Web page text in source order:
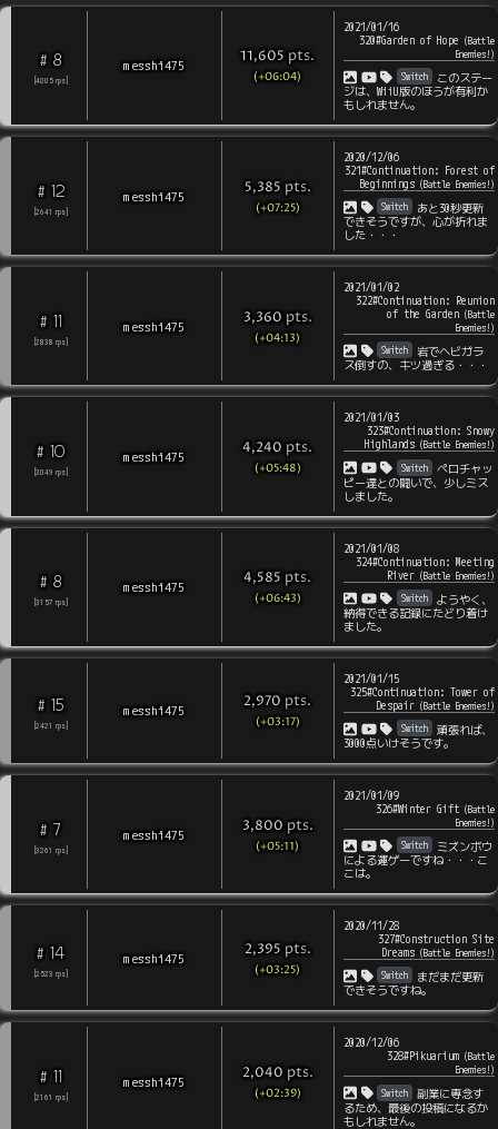
# 8
4005 rps
messhi475 11,605 pts.
(+06:04)
2021/01/16
320#Garden of Hope (Battle
Enemies!)
Switch
このステー
ジは、WiiU版のほうが有利か
もしれません。
# 12
2641 rps
messhi475 5,385 pts.
(+07:25)
2020/12/06
321#Continuation: Forest of
Beginnings(Battle Enemies!)
Switch
あと30秒更新
できそうですが、心が折れま
した・・・
# 11
2838 rps
messhi475 3,360 pts.
(+04:13)
2021/01/02
322#Continuation: Reunion
of the Garden(Battle
Enemies!)
Switch
岩でヘビガラ
ス倒すの、キツ過ぎる・・・
# 10
3049 rps
messhi475 4,240 pts.
(+05:48)
2021/01/03
323#Continuation: Snowy
Highlands(Battle Enemies!)
Switch
ペロチャッ
ピー達との闘いで、少しミス
しました。
# 8
3157 rps
messhi475 4,585 pts.
(+06:43)
2021/01/08
324#Continuation: Meeting
River(Battle Enemies!)
Switch
ようやく、
納得できる記録にたどり着け
ました。
# 15
2421 rps
messhi475 2,970 pts.
(+03:17)
2021/01/15
325#Continuation: Tower of
Despair(Battle Enemies!)
Switch
頑張れば、
3000点いけそうです。
# 7
3261 rps
messhi475 3,800 pts.
(+05:11)
2021/01/09
326#Winter Gift(Battle
Enemies!)
Switch
ミズンボウ
による運ゲーですね・・・こ
こは。
# 14
2523 rps
messhi475 2,395 pts.
(+03:25)
2020/11/28
327#Construction Site
Dreams(Battle Enemies!)
Switch
まだまだ更新
できそうですね。
# 11
2161 rps
messhi475 2,040 pts.
(+02:39)
2020/12/06
328#Pikuarium(Battle
Enemies!)
Switch
副業に専念す
るため、最後の投稿になるか
もしれません。